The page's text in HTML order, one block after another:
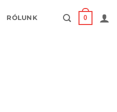
RÓLUNK 0